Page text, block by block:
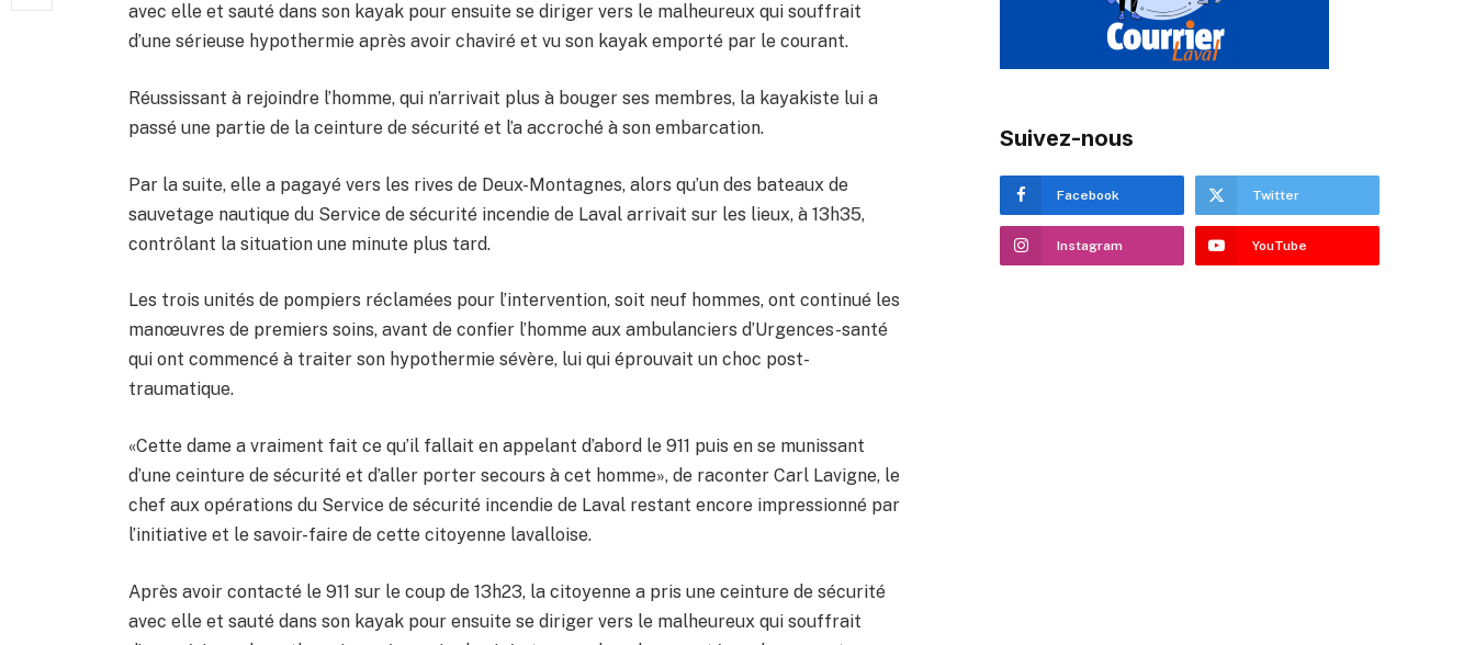
avec elle et sauté dans son kayak pour ensuite se diriger vers le malheureux qui souffrait
d’une sérieuse hypothermie après avoir chaviré et vu son kayak emporté par le courant.
Réussissant à rejoindre l’homme, qui n’arrivait plus à bouger ses membres, la kayakiste lui a
passé une partie de la ceinture de sécurité et l’a accroché à son embarcation.
Par la suite, elle a pagayé vers les rives de Deux-Montagnes, alors qu’un des bateaux de
sauvetage nautique du Service de sécurité incendie de Laval arrivait sur les lieux, à 13h35,
contrôlant la situation une minute plus tard.
Les trois unités de pompiers réclamées pour l’intervention, soit neuf hommes, ont continué les
manœuvres de premiers soins, avant de confier l’homme aux ambulanciers d’Urgences-santé
qui ont commencé à traiter son hypothermie sévère, lui qui éprouvait un choc post-
traumatique.
«Cette dame a vraiment fait ce qu’il fallait en appelant d’abord le 911 puis en se munissant
d’une ceinture de sécurité et d’aller porter secours à cet homme», de raconter Carl Lavigne, le
chef aux opérations du Service de sécurité incendie de Laval restant encore impressionné par
l’initiative et le savoir-faire de cette citoyenne lavalloise.
Après avoir contacté le 911 sur le coup de 13h23, la citoyenne a pris une ceinture de sécurité
avec elle et sauté dans son kayak pour ensuite se diriger vers le malheureux qui souffrait
Suivez-nous
Facebook Twitter
Instagram YouTube